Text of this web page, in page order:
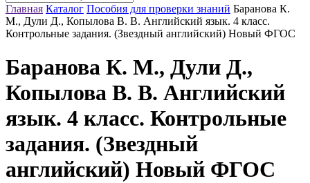
Главная Каталог Пособия для проверки знаний Баранова К.
М., Дули Д., Копылова В. В. Английский язык. 4 класс.
Контрольные задания. (Звездный английский) Новый ФГОС
Баранова К. М., Дули Д.,
Копылова В. В. Английский
язык. 4 класс. Контрольные
задания. (Звездный
английский) Новый ФГОС